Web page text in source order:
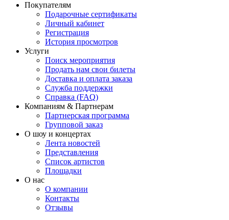
Покупателям
Подарочные сертификаты
Личный кабинет
Регистрация
История просмотров
Услуги
Поиск мероприятия
Продать нам свои билеты
Доставка и оплата заказа
Служба поддержки
Справка (FAQ)
Компаниям & Партнерам
Партнерская программа
Групповой заказ
О шоу и концертах
Лента новостей
Представления
Список артистов
Площадки
О нас
О компании
Контакты
Отзывы